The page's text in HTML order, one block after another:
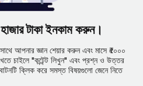
টাকা ইনকাম করুন।
আপনার জ্ঞান শেয়ার করুন এবং মাসে ₹৫০০০
চাইলে "কন্টেন্ট লিখুন" এবং প্রশ্ন ও উত্তর
ক্লিক করে সমস্ত বিষয়গুলো জেনে নিতে